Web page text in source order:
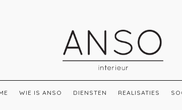
WIE IS ANSO DIENSTEN REALISATIES